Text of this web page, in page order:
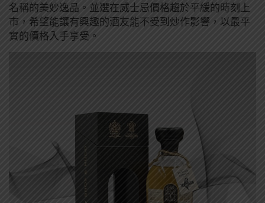
名稱的美妙逸品。並選在威士忌價格趨於平緩的時刻上
市，希望能讓有興趣的酒友能不受到炒作影響，以最平
實的價格入手享受。